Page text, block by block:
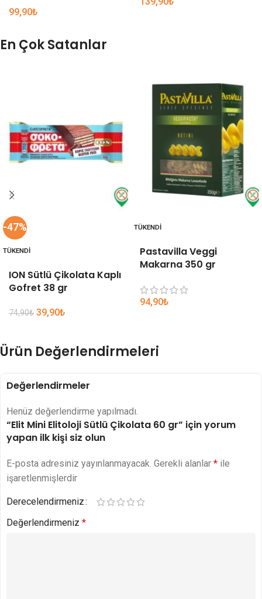
99,90₺
En Çok Satanlar
-47%
TÜKENDI
ION Sütlü Çikolata Kaplı
Gofret 38 gr
74,90₺ 39,90₺
TÜKENDI
Pastavilla Veggi
Makarna 350 gr
94,90₺
Ürün Değerlendirmeleri
Değerlendirmeler
Henüz değerlendirme yapılmadı.
“Elit Mini Elitoloji Sütlü Çikolata 60 gr” için yorum
yapan ilk kişi siz olun
E-posta adresiniz yayınlanmayacak. Gerekli alanlar * ile
işaretlenmişlerdir
Derecelendirmeniz
Değerlendirmeniz *